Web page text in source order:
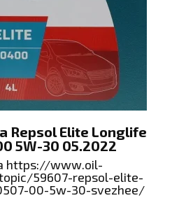
Repsol Elite Longlife
5W-30 05.2022
https://www.oil-
59607-repsol-elite-
00-5w-30-svezhee/